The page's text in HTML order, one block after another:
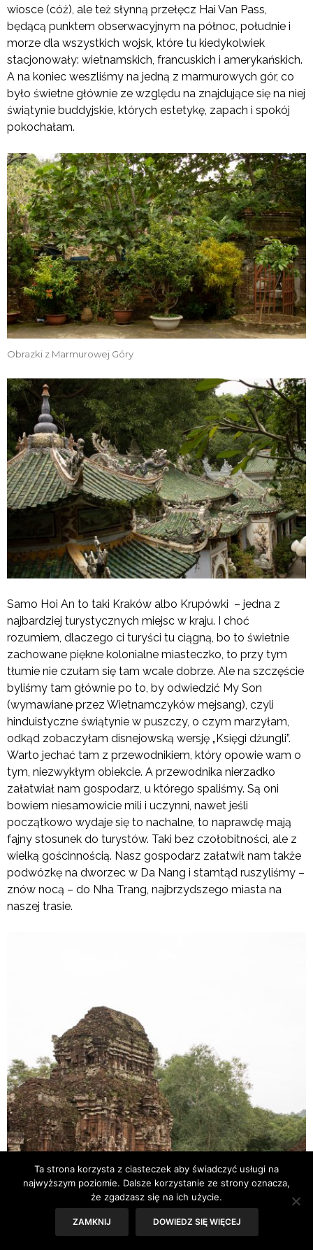
wiosce (cóż), ale też słynną przełęcz Hai Van Pass,
będącą punktem obserwacyjnym na północ, południe i
morze dla wszystkich wojsk, które tu kiedykolwiek
stacjonowały: wietnamskich, francuskich i amerykańskich.
A na koniec weszliśmy na jedną z marmurowych gór, co
było świetne głównie ze względu na znajdujące się na niej
świątynie buddyjskie, których estetykę, zapach i spokój
pokochałam.
Obrazki z Marmurowej Góry
Samo Hoi An to taki Kraków albo Krupówki – jedna z
najbardziej turystycznych miejsc w kraju. I choć
rozumiem, dlaczego ci turyści tu ciągną, bo to świetnie
zachowane piękne kolonialne miasteczko, to przy tym
tłumie nie czułam się tam wcale dobrze. Ale na szczęście
byliśmy tam głównie po to, by odwiedzić My Son
(wymawiane przez Wietnamczyków mejsang), czyli
hinduistyczne świątynie w puszczy, o czym marzyłam,
odkąd zobaczyłam disnejowską wersję „Księgi dżungli”.
Warto jechać tam z przewodnikiem, który opowie wam o
tym, niezwykłym obiekcie. A przewodnika nierzadko
załatwiał nam gospodarz, u którego spaliśmy. Są oni
bowiem niesamowicie mili i uczynni, nawet jeśli
początkowo wydaje się to nachalne, to naprawdę mają
fajny stosunek do turystów. Taki bez czołobitności, ale z
wielką gościnnością. Nasz gospodarz załatwił nam także
podwózkę na dworzec w Da Nang i stamtąd ruszyliśmy –
znów nocą – do Nha Trang, najbrzydszego miasta na
naszej trasie.
Ta strona korzysta z ciasteczek aby świadczyć usługi na
najwyższym poziomie. Dalsze korzystanie ze strony oznacza,
że zgadzasz się na ich użycie.
ZAMKNIJ DOWIEDZ SIĘ WIĘCEJ